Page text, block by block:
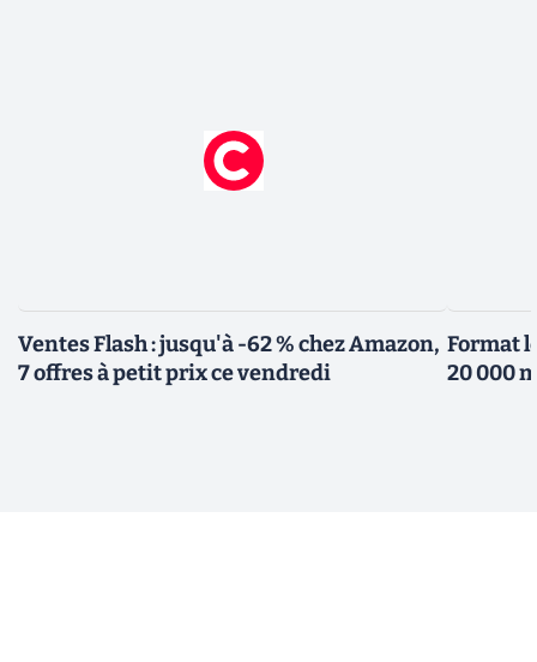
Ventes Flash : jusqu'à -62 % chez Amazon,
7 offres à petit prix ce vendredi
Format
20 000